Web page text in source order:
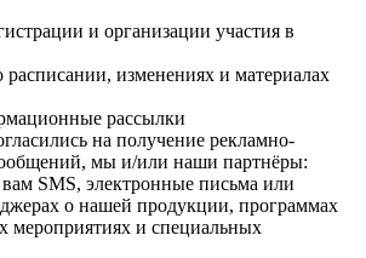
и организации участия в
изменениях и материалах
рассылки
на получение рекламно-
мы и/или наши партнёры:
SMS, электронные письма или
о нашей продукции, программах
мероприятиях и специальных